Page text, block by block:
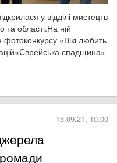
у відділі мистецтв
та області.На ній
«Вікі любить
спадщина»